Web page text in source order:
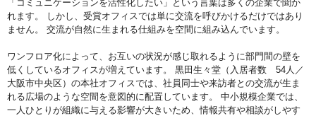
「コミュニケーションを活性化したい」という言葉は多くの企業で聞か
れます。 しかし、受賞オフィスでは単に交流を呼びかけるだけではあり
ません。 交流が自然に生まれる仕組みを空間に組み込んでいます。
ワンフロア化によって、お互いの状況が感じ取れるように部門間の壁を
低くしているオフィスが増えています。 黒田生々堂（入居者数 54人／
大阪市中央区）の本社オフィスでは、社員同士や来訪者との交流が生ま
れる広場のような空間を意図的に配置しています。 中小規模企業では、
一人ひとりが組織に与える影響が大きいため、情報共有や相談がしやす